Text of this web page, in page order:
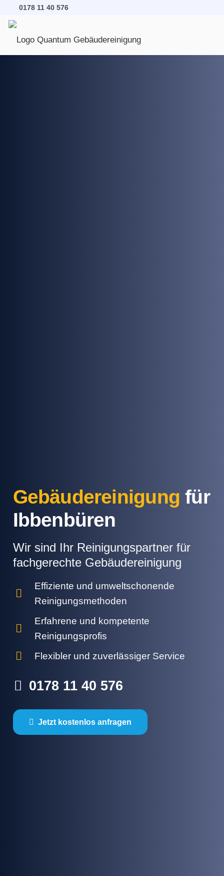
0178 11 40 576
Gebäudereinigung für
Ibbenbüren
Wir sind Ihr Reinigungspartner für
fachgerechte Gebäudereinigung
Effiziente und umweltschonende
Reinigungsmethoden
Erfahrene und kompetente
Reinigungsprofis
Flexibler und zuverlässiger Service
0178 11 40 576
Jetzt kostenlos anfragen